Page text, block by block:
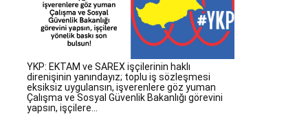
YKP: EKTAM ve SAREX işçilerinin haklı
direnişinin yanındayız; toplu iş sözleşmesi
eksiksiz uygulansın, işverenlere göz yuman
Çalışma ve Sosyal Güvenlik Bakanlığı görevini
yapsın, işçilere...